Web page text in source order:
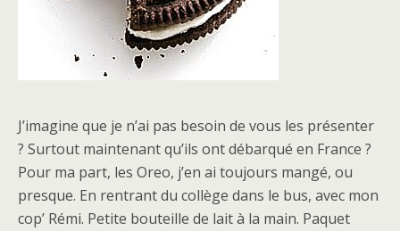
J’imagine que je n’ai pas besoin de vous les présenter
? Surtout maintenant qu’ils ont débarqué en France ?
Pour ma part, les Oreo, j’en ai toujours mangé, ou
presque. En rentrant du collège dans le bus, avec mon
cop’ Rémi. Petite bouteille de lait à la main. Paquet